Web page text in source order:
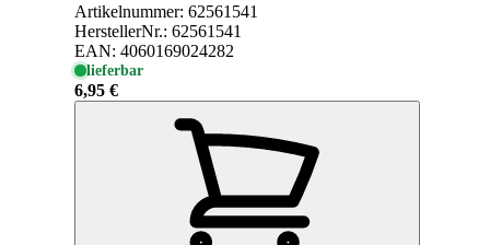
Artikelnummer: 62561541
HerstellerNr.: 62561541
EAN: 4060169024282
lieferbar
6,95 €